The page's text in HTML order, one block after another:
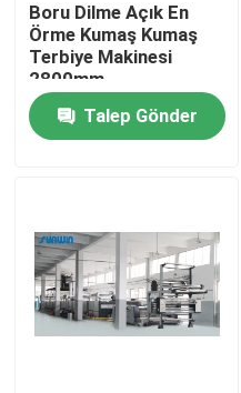
Tekstil Ram Makinesi
Sıcak Hava Ram Makinesi
Tekstil Kurutma Makinesi
Kumaş Isı Ayar Makinası
Boru Dilme Açık En
Örme Kumaş Kumaş
Terbiye Makinesi
2800mm
Talep Gönder